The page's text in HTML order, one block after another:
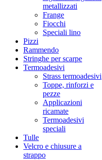
metallizzati
Frange
Fiocchi
Speciali lino
Pizzi
Rammendo
Stringhe per scarpe
Termoadesivi
Strass termoadesivi
Toppe, rinforzi e
pezze
Applicazioni
ricamate
Termoadesivi
speciali
Tulle
Velcro e chiusure a
strappo